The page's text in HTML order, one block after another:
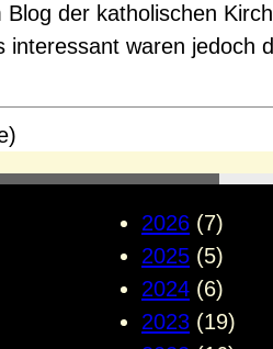
der katholischen
interessant waren jedoch
2026 (7)
2025 (5)
2024 (6)
2023 (19)